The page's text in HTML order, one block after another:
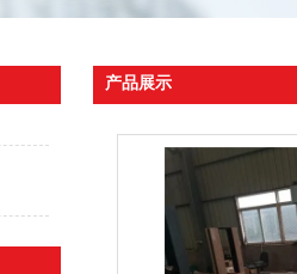
产品展示